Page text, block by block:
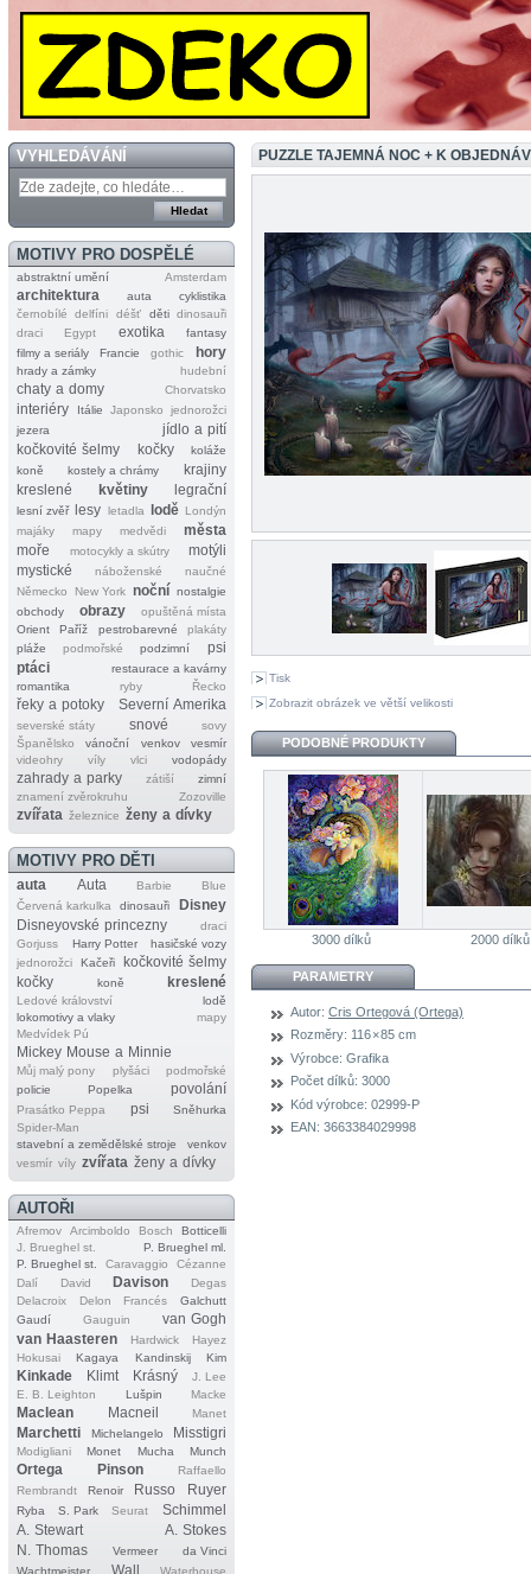
VYHLEDÁVÁNÍ
MOTIVY PRO DOSPĚLÉ
abstraktní umění Amsterdam
architektura auta
cyklistika
černobílé
delfíni déšť děti dinosauři
draci
Egypt exotika
fantasy
filmy a seriály
Francie gothic hory
hrady a zámky hudební
chaty a domy Chorvatsko
interiéry Itálie Japonsko
jednorožci
jezera
jídlo a pití
kočkovité šelmy
kočky
koláže
koně
kostely a chrámy
krajiny
kreslené
květiny legrační
lesní zvěř lesy letadla lodě Londýn
majáky
mapy medvědi
města
moře
motocykly a skútry
motýli
mystické
náboženské
naučné
Německo
New York noční nostalgie
obchody
obrazy
opuštěná místa
Orient
Paříž pestrobarevné
plakáty
pláže
podmořské podzimní
psi
ptáci
restaurace a kavárny
romantika
ryby Řecko
řeky a potoky Severní Amerika
severské státy snové
sovy
Španělsko
vánoční venkov
vesmír
videohry
víly vlci vodopády
zahrady a parky zátiší
zimní
znamení zvěrokruhu
Zozoville
zvířata železnice ženy a dívky
MOTIVY PRO DĚTI
auta Auta Barbie
Blue
Červená karkulka
dinosauři
Disney
Disneyovské princezny
draci
Gorjuss
Harry Potter
hasičské vozy
jednorožci
Kačeři
kočkovité šelmy
kočky
koně kreslené
Ledové království
lodě
lokomotivy a vlaky
mapy
Medvídek Pú
Mickey Mouse a Minnie
Můj malý pony plyšáci
podmořské
policie
Popelka povolání
Prasátko Peppa psi
Sněhurka
Spider‐Man
stavební a zemědělské stroje
venkov
vesmír víly zvířata ženy a dívky
AUTOŘI
Afremov Arcimboldo Bosch
Botticelli
J. Brueghel st.
P. Brueghel ml.
P. Brueghel st.
Caravaggio
Cézanne
Dalí
David Davison
Degas
Delacroix
Delon Francés
Galchutt
Gaudí
Gauguin
van Gogh
van Haasteren
Hardwick
Hayez
Hokusai
Kagaya Kandinskij Kim
Kinkade Klimt Krásný
J. Lee
E. B. Leighton
Lušpin Macke
Maclean Macneil Manet
Marchetti Michelangelo Misstigri
Modigliani Monet Mucha Munch
Ortega Pinson
Raffaello
Rembrandt
Renoir Russo Ruyer
Ryba S. Park Seurat
Schimmel
A. Stewart
A. Stokes
N. Thomas
Vermeer
da Vinci
Wachtmeister
Wall Waterhouse
PUZZLE TAJEMNÁ NOC + K
Tisk
Zobrazit obrázek ve větší velikosti
PODOBNÉ PRODUKTY
3000 dílků 2000 dílků
PARAMETRY
Autor: Cris Ortegová (Ortega)
Rozměry: 116 × 85 cm
Výrobce: Grafika
Počet dílků: 3000
Kód výrobce: 02999-P
EAN: 3663384029998